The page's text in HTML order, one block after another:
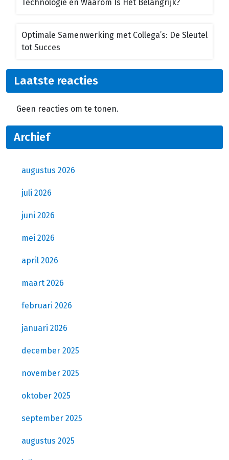
Technologie en Waarom Is Het Belangrijk?
Optimale Samenwerking met Collega’s: De Sleutel
tot Succes
Laatste reacties
Geen reacties om te tonen.
Archief
augustus 2026
juli 2026
juni 2026
mei 2026
april 2026
maart 2026
februari 2026
januari 2026
december 2025
november 2025
oktober 2025
september 2025
augustus 2025